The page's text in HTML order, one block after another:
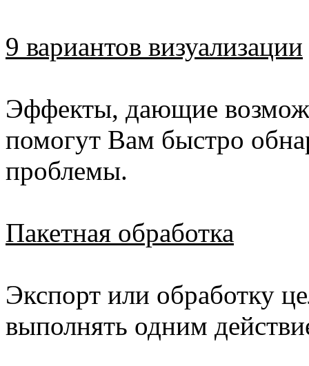
9 вариантов визуализации
Эффекты, дающие
помогут Вам быстро
проблемы.
Пакетная обработка
Экспорт или обработку
выполнять одним